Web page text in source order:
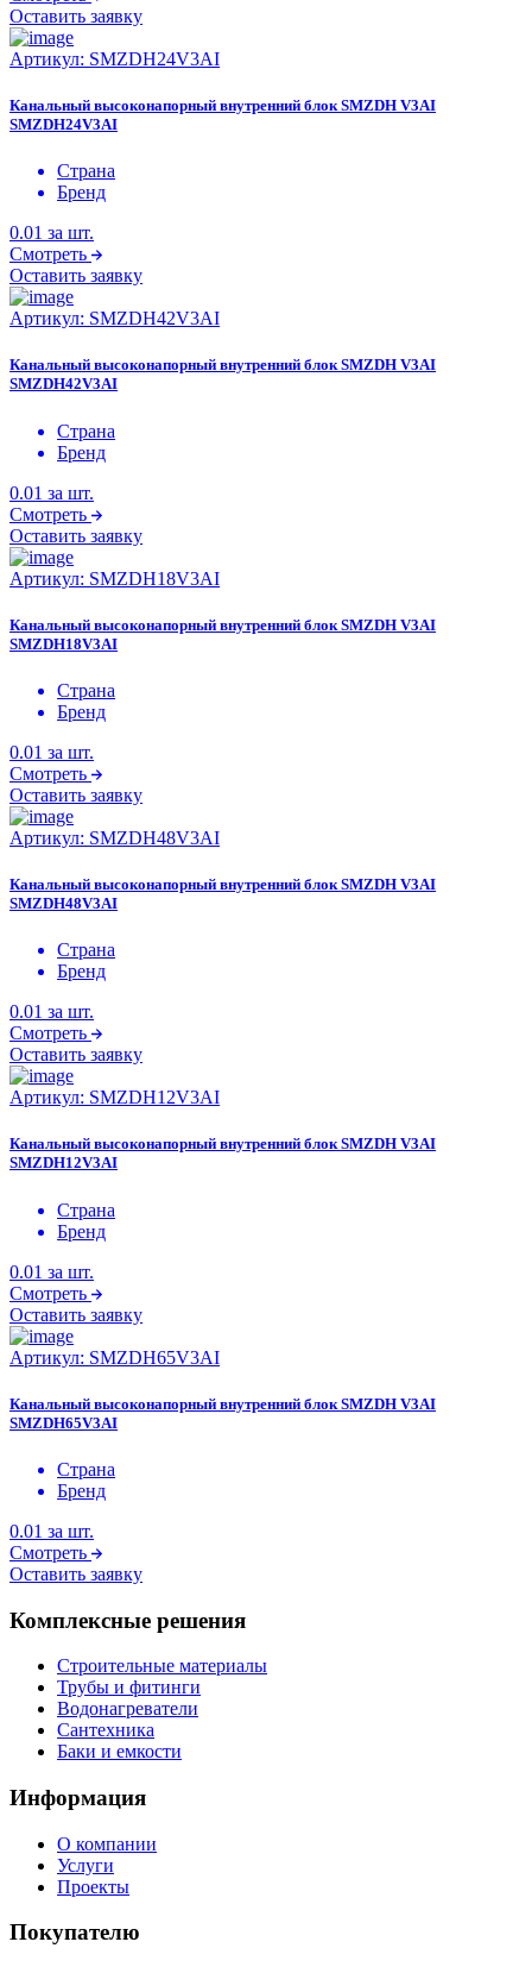
Оставить заявку
Артикул: SMZDH24V3AI
Канальный высоконапорный внутренний блок SMZDH V3AI
SMZDH24V3AI
Страна
Бренд
0.01 за шт.
Смотреть
Оставить заявку
Артикул: SMZDH42V3AI
Канальный высоконапорный внутренний блок SMZDH V3AI
SMZDH42V3AI
Страна
Бренд
0.01 за шт.
Смотреть
Оставить заявку
Артикул: SMZDH18V3AI
Канальный высоконапорный внутренний блок SMZDH V3AI
SMZDH18V3AI
Страна
Бренд
0.01 за шт.
Смотреть
Оставить заявку
Артикул: SMZDH48V3AI
Канальный высоконапорный внутренний блок SMZDH V3AI
SMZDH48V3AI
Страна
Бренд
0.01 за шт.
Смотреть
Оставить заявку
Артикул: SMZDH12V3AI
Канальный высоконапорный внутренний блок SMZDH V3AI
SMZDH12V3AI
Страна
Бренд
0.01 за шт.
Смотреть
Оставить заявку
Артикул: SMZDH65V3AI
Канальный высоконапорный внутренний блок SMZDH V3AI
SMZDH65V3AI
Страна
Бренд
0.01 за шт.
Смотреть
Оставить заявку
Комплексные решения
Строительные материалы
Трубы и фитинги
Водонагреватели
Сантехника
Баки и емкости
Информация
О компании
Услуги
Проекты
Покупателю